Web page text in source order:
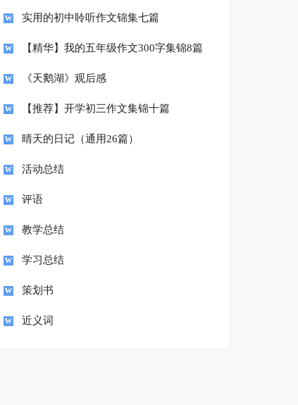
实用的初中聆听作文锦集七篇
【精华】我的五年级作文300字集锦8篇
《天鹅湖》观后感
【推荐】开学初三作文集锦十篇
晴天的日记（通用26篇）
活动总结
评语
教学总结
学习总结
策划书
近义词